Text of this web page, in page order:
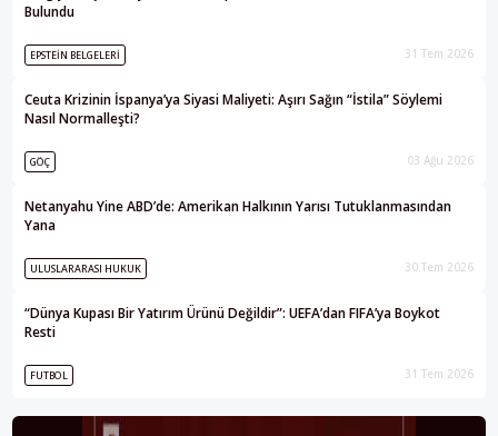
Bulundu
EPSTEIN BELGELERI 31 Tem 2026
Ceuta Krizinin İspanya’ya Siyasi Maliyeti: Aşırı Sağın “İstila” Söylemi
Nasıl Normalleşti?
GÖÇ 03 Ağu 2026
Netanyahu Yine ABD’de: Amerikan Halkının Yarısı Tutuklanmasından
Yana
ULUSLARARASI HUKUK 30 Tem 2026
“Dünya Kupası Bir Yatırım Ürünü Değildir”: UEFA’dan FIFA’ya Boykot
Resti
FUTBOL 31 Tem 2026